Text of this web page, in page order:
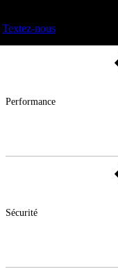
Textez-nous
Performance
Sécurité